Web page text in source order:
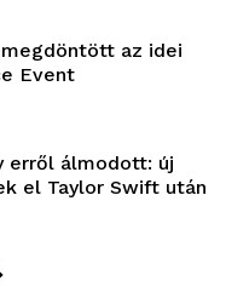
az idei
Event
erről álmodott: új
el Taylor Swift után